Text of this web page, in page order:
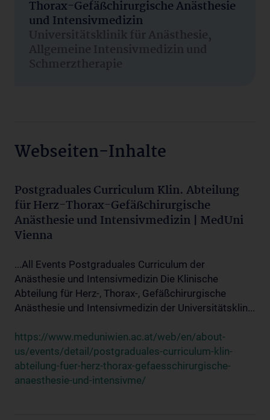
Thorax-Gefäßchirurgische Anästhesie
und Intensivmedizin
Universitätsklinik für Anästhesie,
Allgemeine Intensivmedizin und
Schmerztherapie
Webseiten-Inhalte
Postgraduales Curriculum Klin. Abteilung
für Herz-Thorax-Gefäßchirurgische
Anästhesie und Intensivmedizin | MedUni
Vienna
...All Events Postgraduales Curriculum der
Anästhesie und Intensivmedizin Die Klinische
Abteilung für Herz-, Thorax-, Gefäßchirurgische
Anästhesie und Intensivmedizin der Universitätsklin...
https://www.meduniwien.ac.at/web/en/about-
us/events/detail/postgraduales-curriculum-klin-
abteilung-fuer-herz-thorax-gefaesschirurgische-
anaesthesie-und-intensivme/